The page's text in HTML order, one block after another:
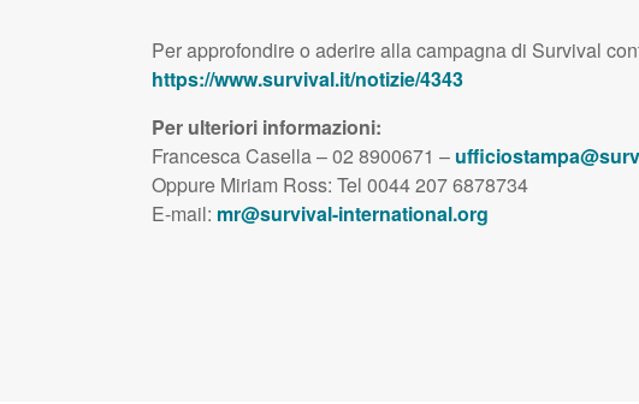
Per approfondire o aderire alla campagna di Survival
https://www.survival.it/notizie/4343
Per ulteriori informazioni:
Francesca Casella – 02 8900671 –
Oppure Miriam Ross: Tel 0044 207 6878734
E-mail: mr@survival-international.org